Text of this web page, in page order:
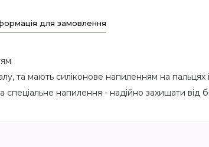
для замовлення
та мають силіконове напиленням на пальцях
спеціальне напилення - надійно захищати